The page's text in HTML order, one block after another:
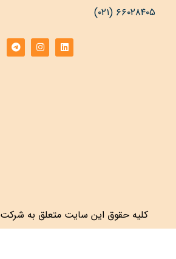
۶۶۰۲۸۴۰۵ (۰۲۱)
کلیه حقوق این سایت متعلق به شرکت